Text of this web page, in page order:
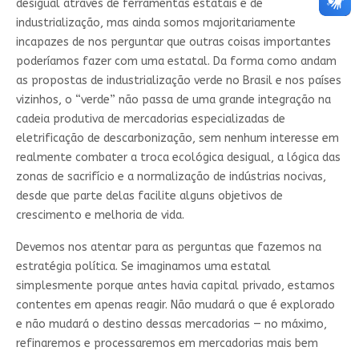
desigual através de ferramentas estatais e de
industrialização, mas ainda somos majoritariamente
incapazes de nos perguntar que outras coisas importantes
poderíamos fazer com uma estatal. Da forma como andam
as propostas de industrialização verde no Brasil e nos países
vizinhos, o “verde” não passa de uma grande integração na
cadeia produtiva de mercadorias especializadas de
eletrificação de descarbonização, sem nenhum interesse em
realmente combater a troca ecológica desigual, a lógica das
zonas de sacrifício e a normalização de indústrias nocivas,
desde que parte delas facilite alguns objetivos de
crescimento e melhoria de vida.
Devemos nos atentar para as perguntas que fazemos na
estratégia política. Se imaginamos uma estatal
simplesmente porque antes havia capital privado, estamos
contentes em apenas reagir. Não mudará o que é explorado
e não mudará o destino dessas mercadorias — no máximo,
refinaremos e processaremos em mercadorias mais bem